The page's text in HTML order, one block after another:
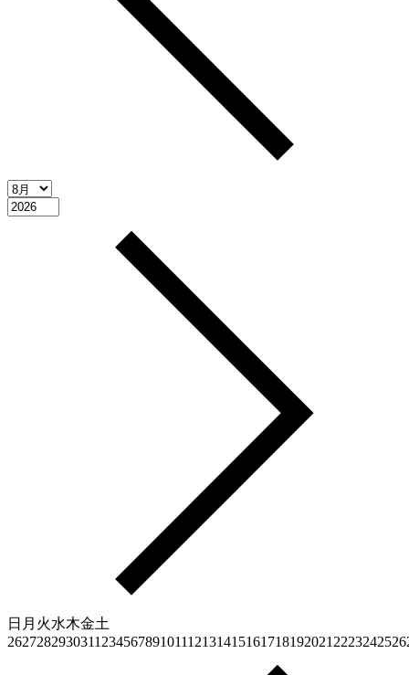
日 月 火水木金土
2627282930311 23456789101112131415161718192021 2223242526